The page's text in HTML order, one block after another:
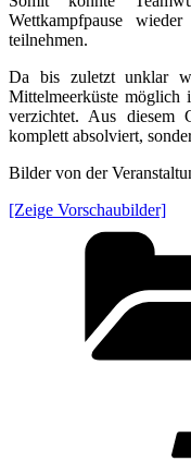
Wettkampfpause
teilnehmen.
Da bis zuletzt unklar
Mittelmeerküste möglich
verzichtet. Aus diesem
komplett absolviert,
Bilder von der
[Zeige Vorschaubilder]